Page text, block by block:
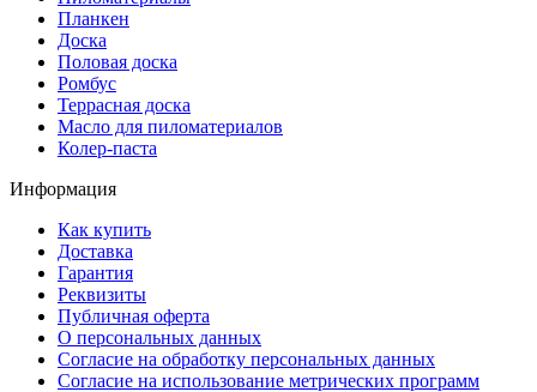
Планкен
Доска
Половая доска
Ромбус
Террасная доска
Масло для пиломатериалов
Колер-паста
Информация
Как купить
Доставка
Гарантия
Реквизиты
Публичная оферта
О персональных данных
Согласие на обработку персональных данных
Согласие на использование метрических программ